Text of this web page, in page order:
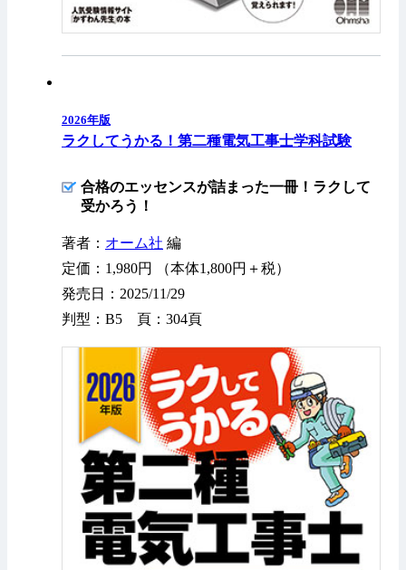
2026年版
ラクしてうかる！第二種電気工事士学科試験
合格のエッセンスが詰まった一冊！ラクして
受かろう！
著者： オーム社 編
定価：1,980円 （本体1,800円＋税）
発売日：2025/11/29
判型：B5 頁：304頁